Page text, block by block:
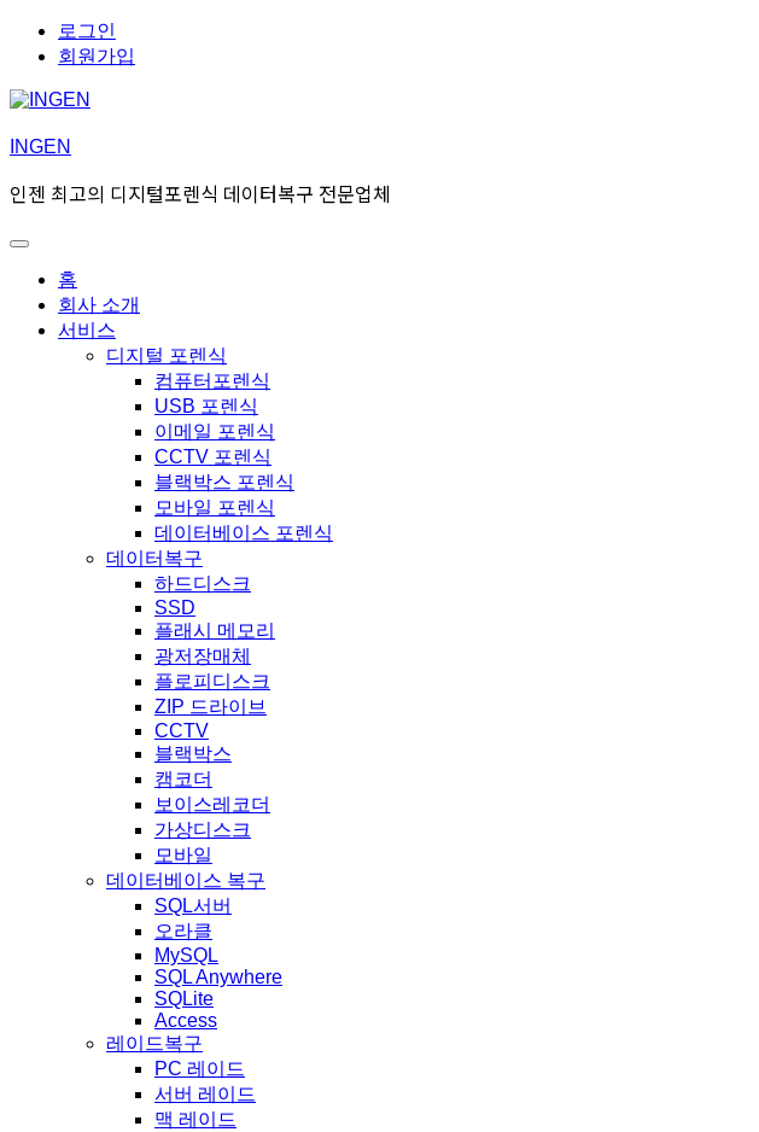
Skip
navigation
Skip
content
로그인
회원가입
INGEN
인젠 최고의 디지털포렌식 데이터복구 전문업체
Toggle
Primary
menu
홈
회사 소개
서비스
디지털 포렌식
컴퓨터포렌식
USB 포렌식
이메일 포렌식
CCTV 포렌식
블랙박스 포렌식
모바일 포렌식
데이터베이스 포렌식
데이터복구
하드디스크
SSD
플래시 메모리
광저장매체
플로피디스크
ZIP 드라이브
CCTV
블랙박스
캠코더
보이스레코더
가상디스크
모바일
데이터베이스 복구
SQL서버
오라클
MySQL
SQL Anywhere
SQLite
Access
레이드복구
PC 레이드
서버 레이드
맥 레이드